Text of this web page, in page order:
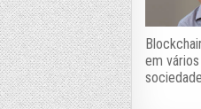
em
sociedade